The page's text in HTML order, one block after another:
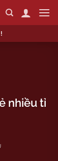
nhiều tỉ